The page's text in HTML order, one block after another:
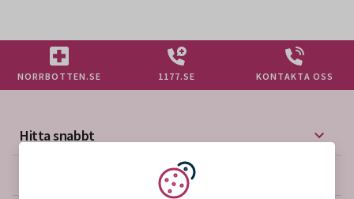
NORRBOTTEN.SE 1177.SE KONTAKTA OSS
Hitta snabbt
Mer på vårdgivarwebben
Vi använder kakor